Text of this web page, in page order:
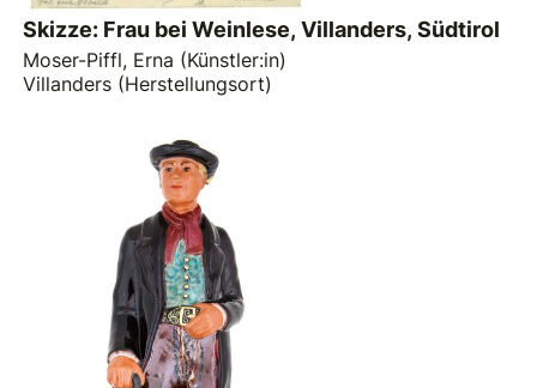
Skizze: Frau bei Weinlese, Villanders, Südtirol
Moser-Piffl, Erna (Künstler:in)
Villanders (Herstellungsort)